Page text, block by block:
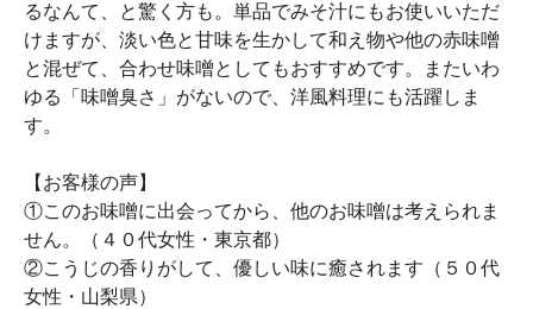
るなんて、と驚く方も。単品でみそ汁にもお使いいただ
けますが、淡い色と甘味を生かして和え物や他の赤味噌
と混ぜて、合わせ味噌としてもおすすめです。またいわ
ゆる「味噌臭さ」がないので、洋風料理にも活躍しま
す。
【お客様の声】
①このお味噌に出会ってから、他のお味噌は考えられま
せん。（４０代女性・東京都）
②こうじの香りがして、優しい味に癒されます（５０代
女性・山梨県）